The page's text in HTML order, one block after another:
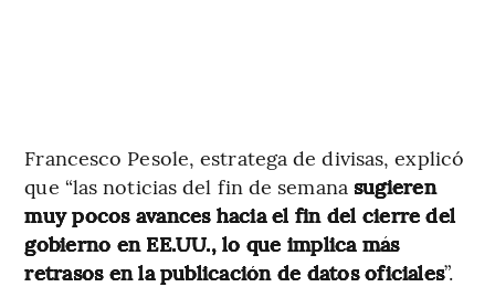
Francesco Pesole, estratega de divisas, explicó
que “las noticias del fin de semana sugieren
muy pocos avances hacia el fin del cierre del
gobierno en EE.UU., lo que implica más
retrasos en la publicación de datos oficiales”.